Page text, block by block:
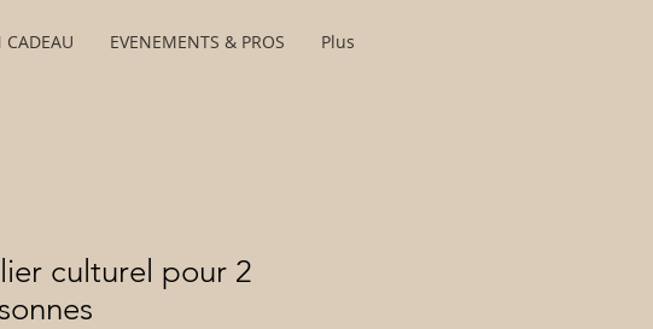
CADEAU EVENEMENTS & PROS Plus
culturel pour 2